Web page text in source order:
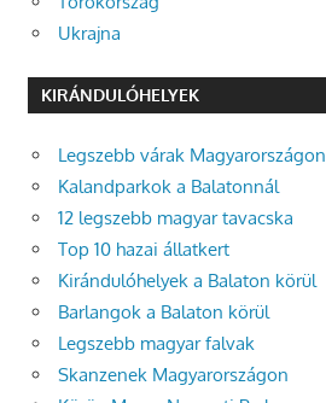
Ukrajna
KIRÁNDULÓHELYEK
Legszebb várak Magyarországon
Kalandparkok a Balatonnál
12 legszebb magyar tavacska
Top 10 hazai állatkert
Kirándulóhelyek a Balaton körül
Barlangok a Balaton körül
Legszebb magyar falvak
Skanzenek Magyarországon